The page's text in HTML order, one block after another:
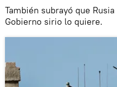
También subrayó que
Gobierno sirio lo quiere.